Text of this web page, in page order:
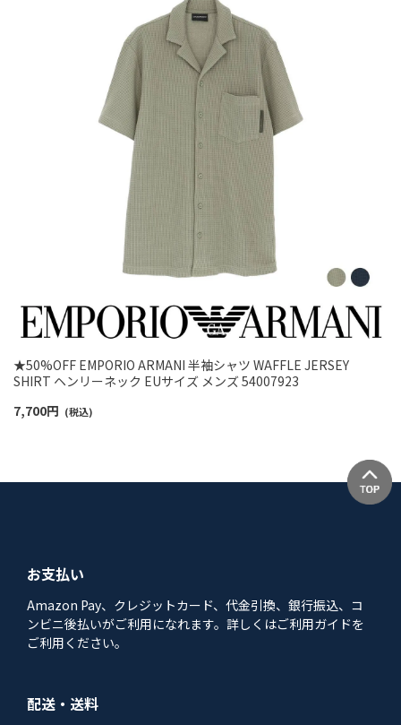
★50%OFF EMPORIO ARMANI 半袖シャツ WAFFLE JERSEY
SHIRT ヘンリーネック EUサイズ メンズ 54007923
7,700円 (税込)
お支払い
Amazon Pay、クレジットカード、代金引換、銀行振込、コ
ンビニ後払いがご利用になれます。詳しくはご利用ガイドを
ご利用ください。
配送・送料